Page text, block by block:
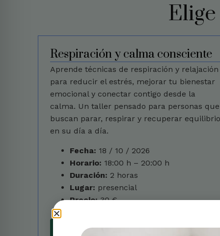
Respiración y calma consciente
Aprende técnicas de respiración y relajación
para reducir el estrés, mejorar tu bienestar
emocional y conectar contigo desde la
calma. Un taller pensado para personas que
buscan parar, respirar y recuperar equilibrio
en su día a día.
Fecha: 18 / 10 / 2026
Horario: 18:00 h – 20:00 h
Duración: 2 horas
Lugar: presencial
Precio:30 €
Reservar plaza